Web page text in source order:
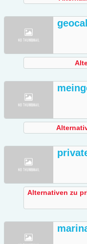
Alternativen zu